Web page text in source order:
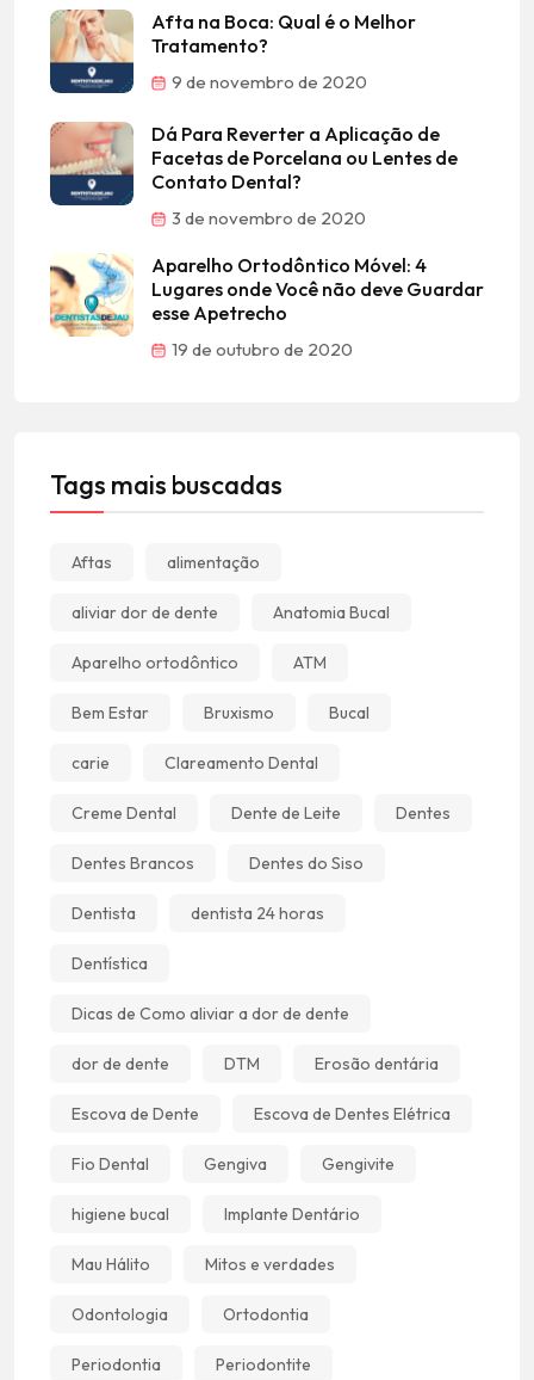
Afta na Boca: Qual é o Melhor
Tratamento?
9 de novembro de 2020
Dá Para Reverter a Aplicação de
Facetas de Porcelana ou Lentes de
Contato Dental?
3 de novembro de 2020
Aparelho Ortodôntico Móvel: 4
Lugares onde Você não deve Guardar
esse Apetrecho
19 de outubro de 2020
Tags mais buscadas
Aftas alimentação
aliviar dor de dente Anatomia Bucal
Aparelho ortodôntico ATM
Bem Estar Bruxismo Bucal
carie Clareamento Dental
Creme Dental Dente de Leite Dentes
Dentes Brancos Dentes do Siso
Dentista dentista 24 horas
Dentística
Dicas de Como aliviar a dor de dente
dor de dente DTM Erosão dentária
Escova de Dente Escova de Dentes Elétrica
Fio Dental Gengiva Gengivite
higiene bucal Implante Dentário
Mau Hálito Mitos e verdades
Odontologia Ortodontia
Periodontia Periodontite